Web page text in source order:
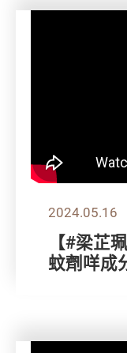
2024.05.16
【#梁芷
蚊劑咩成